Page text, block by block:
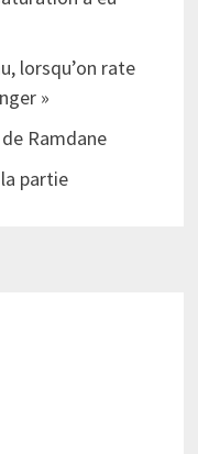
lorsqu’on rate
»
Ramdane
partie